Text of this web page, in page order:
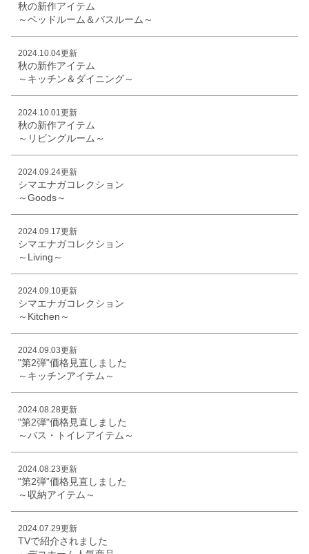
秋の新作アイテム
～ベッドルーム＆バスルーム～
2024.10.04更新
秋の新作アイテム
～キッチン＆ダイニング～
2024.10.01更新
秋の新作アイテム
～リビングルーム～
2024.09.24更新
シマエナガコレクション
～Goods～
2024.09.17更新
シマエナガコレクション
～Living～
2024.09.10更新
シマエナガコレクション
～Kitchen～
2024.09.03更新
"第2弾"価格見直しました
～キッチンアイテム～
2024.08.28更新
"第2弾"価格見直しました
～バス・トイレアイテム～
2024.08.23更新
"第2弾”価格見直しました
～収納アイテム～
2024.07.29更新
TVで紹介されました